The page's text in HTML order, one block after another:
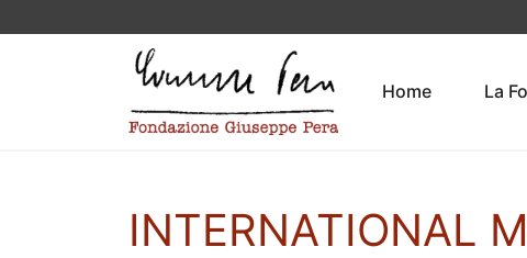
Home La
INTERNATIONAL